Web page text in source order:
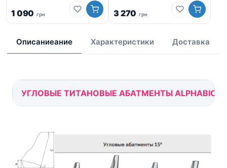
1 090 грн 3 270 грн
Описаниеание Характеристики Доставка
УГЛОВЫЕ ТИТАНОВЫЕ АБАТМЕНТЫ ALPHABIO